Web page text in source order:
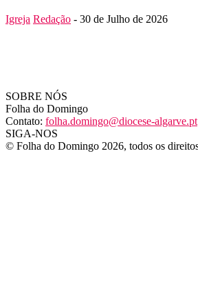
Igreja Redação - 30 de Julho de 2026
SOBRE NÓS
Folha do Domingo
Contato: folha.domingo@diocese-algarve.pt
SIGA-NOS
© Folha do Domingo 2026, todos os